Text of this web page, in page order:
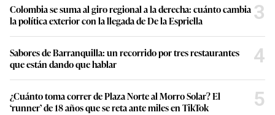
Colombia se suma al giro regional a la derecha: cuánto cambia
la política exterior con la llegada de De la Espriella
3
Sabores de Barranquilla: un recorrido por tres restaurantes
que están dando que hablar
4
¿Cuánto toma correr de Plaza Norte al Morro Solar? El
‘runner’ de 18 años que se reta ante miles en TikTok
5